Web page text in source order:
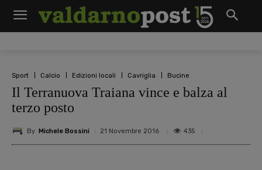
Sport Calcio Edizioni locali Cavriglia Bucine
Il Terranuova Traiana vince e balza al
terzo posto
By Michele Bossini 21 Novembre 2016 435